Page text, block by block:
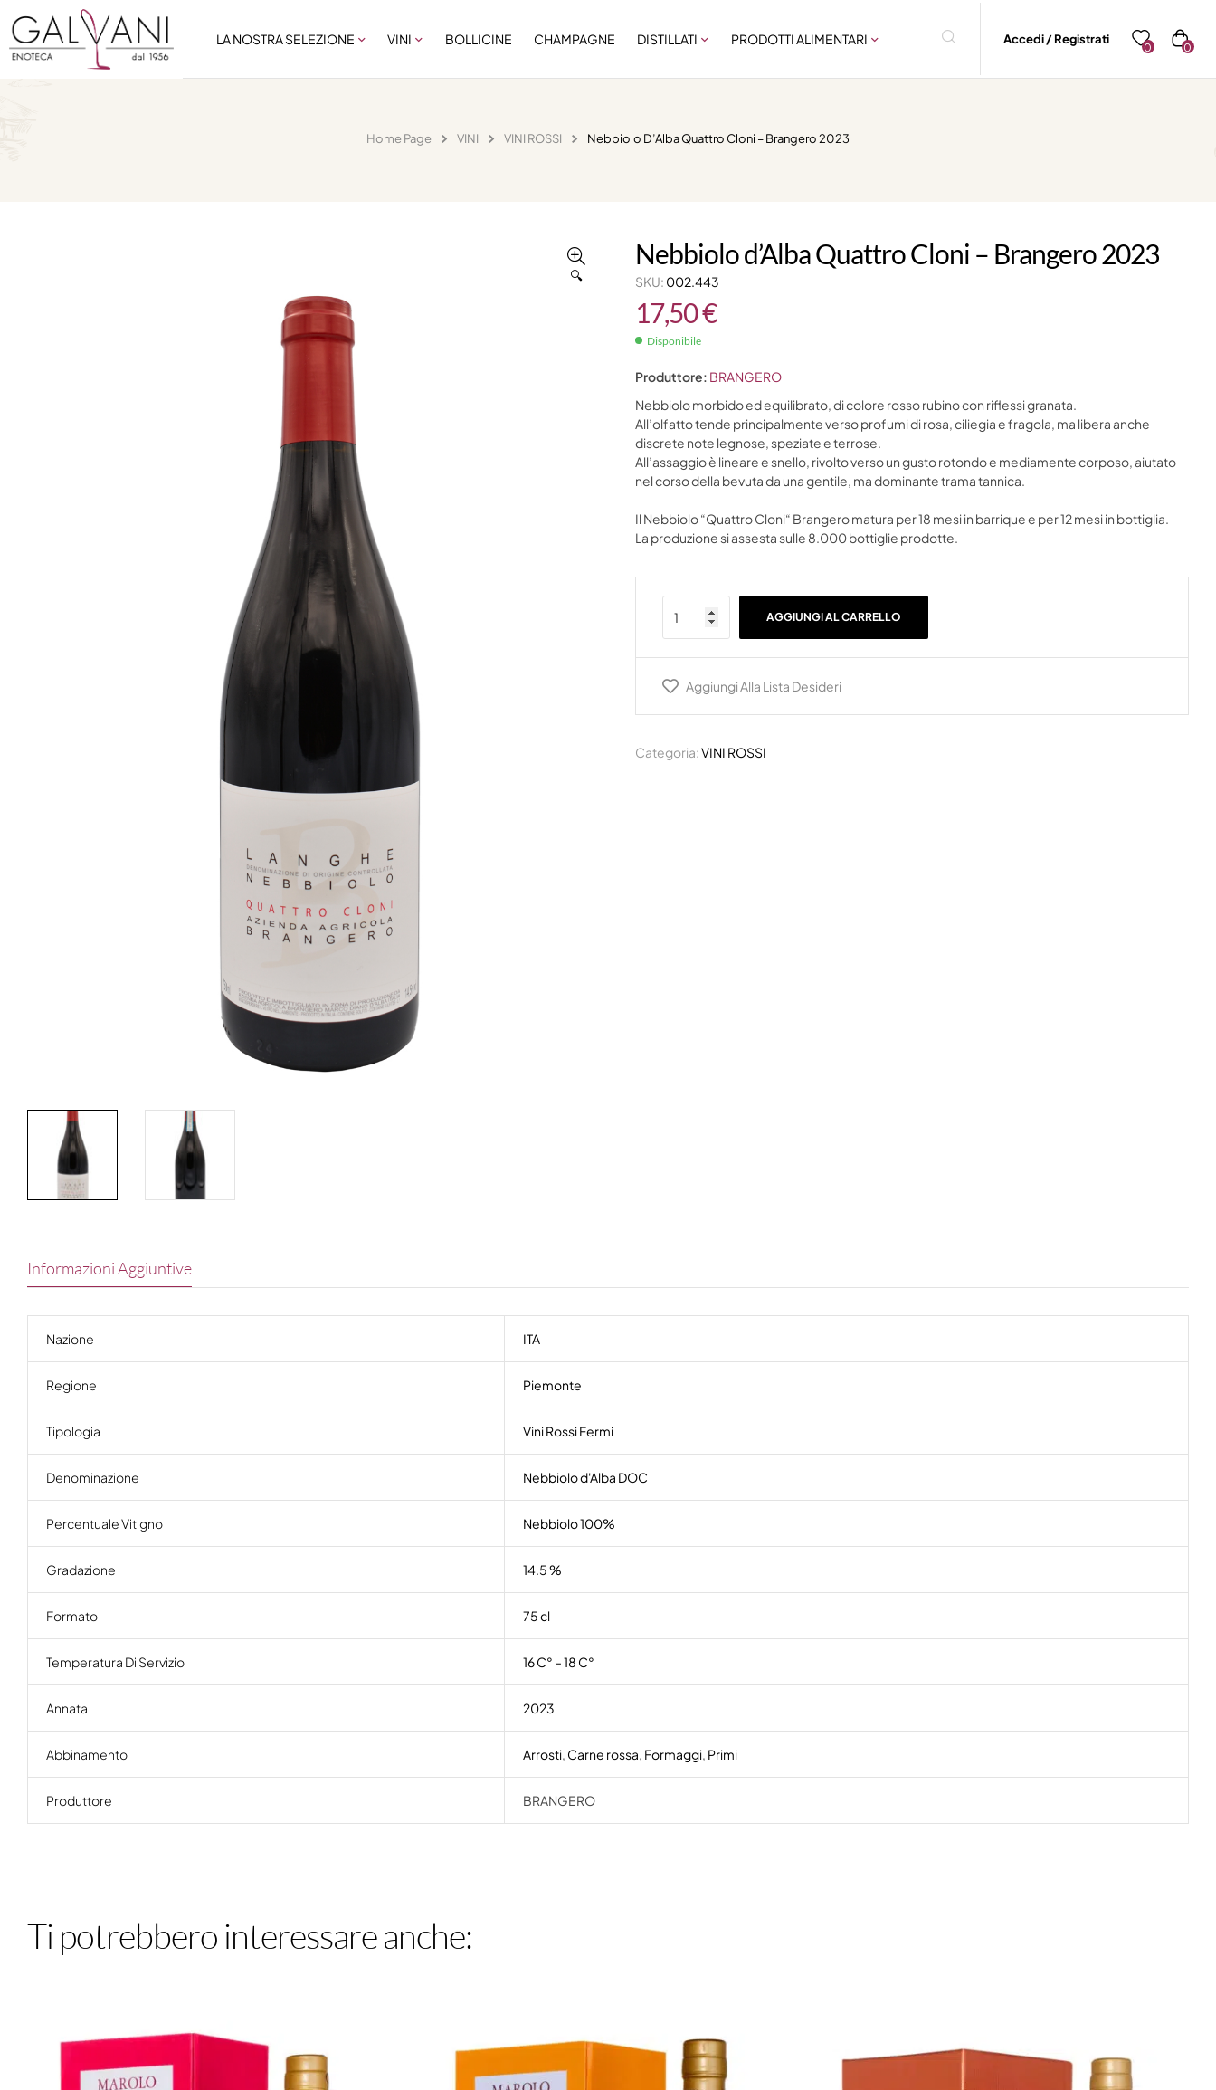
LA NOSTRA SELEZIONE VINI BOLLICINE CHAMPAGNE DISTILLATI PRODOTTI ALIMENTARI Accedi / Registrati
0 0
Home Page VINI VINI ROSSI Nebbiolo D’Alba Quattro Cloni – Brangero 2023
🔍
Nebbiolo d’Alba Quattro Cloni – Brangero 2023
SKU: 002.443
17,50€
Disponibile
Produttore: BRANGERO
Nebbiolo morbido ed equilibrato, di colore rosso rubino con riflessi granata.
All’olfatto tende principalmente verso profumi di rosa, ciliegia e fragola, ma libera anche
discrete note legnose, speziate e terrose.
All’assaggio è lineare e snello, rivolto verso un gusto rotondo e mediamente corposo, aiutato
nel corso della bevuta da una gentile, ma dominante trama tannica.
Il Nebbiolo “Quattro Cloni“ Brangero matura per 18 mesi in barrique e per 12 mesi in bottiglia.
La produzione si assesta sulle 8.000 bottiglie prodotte.
AGGIUNGI AL CARRELLO
Aggiungi Alla Lista Desideri
Categoria:VINI ROSSI
Informazioni Aggiuntive
Nazione ITA
Regione Piemonte
Tipologia Vini Rossi Fermi
Denominazione Nebbiolo d'Alba DOC
Percentuale Vitigno Nebbiolo 100%
Gradazione 14.5 %
Formato 75 cl
Temperatura Di Servizio 16 C° – 18 C°
Annata 2023
Abbinamento Arrosti, Carne rossa, Formaggi, Primi
Produttore BRANGERO
Ti potrebbero interessare anche: